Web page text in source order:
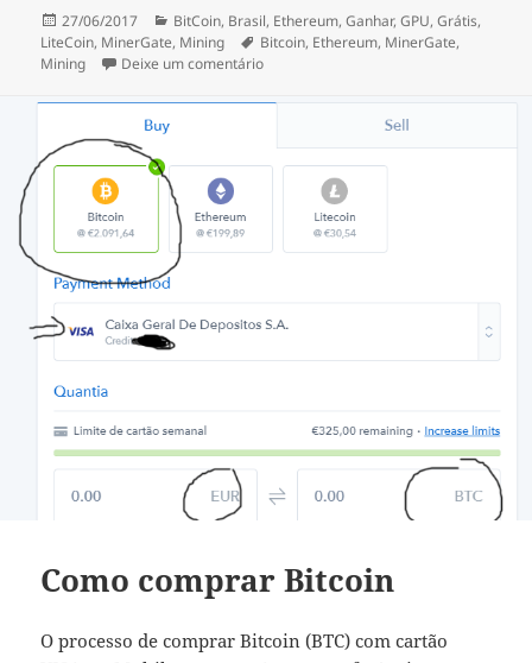
Publicado
a
27/06/2017 Categorias
BitCoin, Brasil, Ethereum,Ganhar,GPU,Grátis,
LiteCoin, MinerGate, Mining Etiquetas
Bitcoin, Ethereum, MinerGate,
Mining
Deixe um comentáriosobre Minergate – como minar BitCoins
Como comprar Bitcoin
O processo de comprar Bitcoin (BTC) com cartão